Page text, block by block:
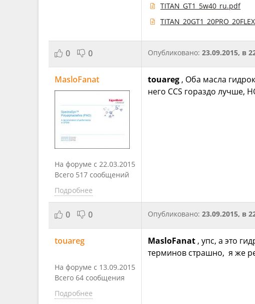
TITAN_GT1_5w40_ru.pdf
0 0 Опубликовано: 23.09.2015, в
MasloFanat
На форуме с 22.03.2015
Всего 517 сообщений
Подробнее
touareg , Оба масла
него CCS гораздо лучше,
0 0 Опубликовано: 23.09.2015, в
touareg
На форуме с 13.09.2015
Всего 64 сообщения
Подробнее
MasloFanat , упс, а это
терминов страшно, я же